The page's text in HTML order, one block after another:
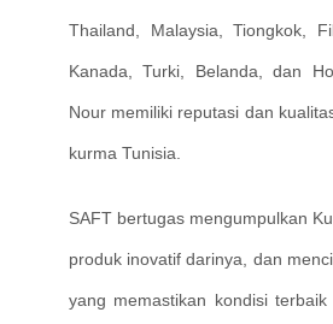
Thailand, Malaysia, Tiongkok,
Kanada, Turki, Belanda, dan
Nour memiliki reputasi dan
kurma Tunisia.
SAFT bertugas mengumpulkan
produk inovatif darinya, dan
yang memastikan kondisi